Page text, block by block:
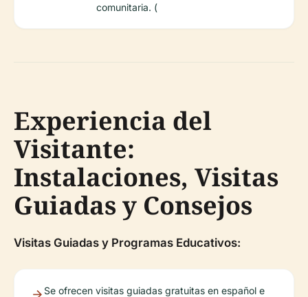
comunitaria. (
Experiencia del
Visitante:
Instalaciones, Visitas
Guiadas y Consejos
Visitas Guiadas y Programas Educativos:
Se ofrecen visitas guiadas gratuitas en español e